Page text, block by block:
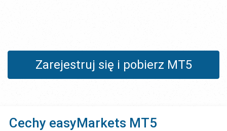
Zarejestruj się i pobierz MT5
Cechy easyMarkets MT5